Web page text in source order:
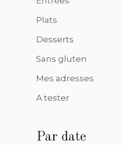
Plats
Desserts
Sans gluten
Mes adresses
A tester
Par date